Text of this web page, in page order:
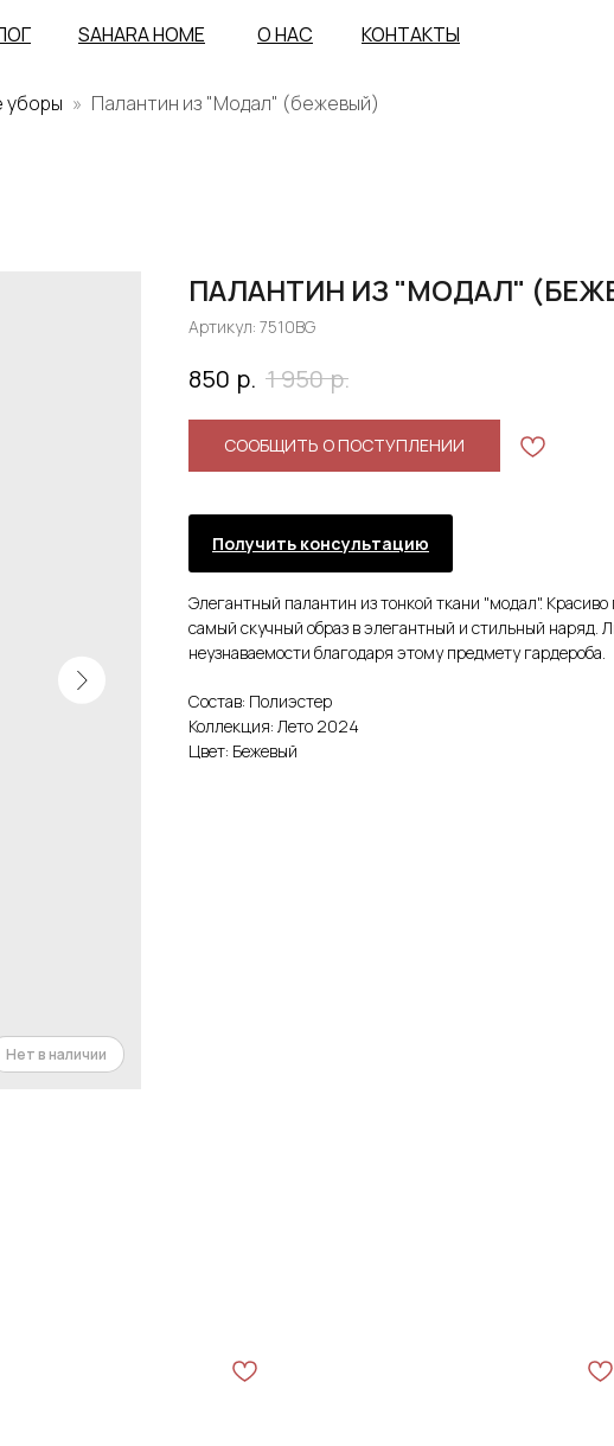
КОНТАКТЫ
О НАС
SAHARA HOME
уборы Палантин из "Модал" (бежевый)
ПАЛАНТИН ИЗ "МОДАЛ"
Артикул: 7510BG
850 р. 1 950 р.
СООБЩИТЬ О ПОСТУПЛЕНИИ
Получить консультацию
Элегантный палантин из тонкой ткани "модал".
самый скучный образ в элегантный и стильный наряд.
неузнаваемости благодаря этому предмету гардероба.
Состав: Полиэстер
Коллекция: Лето 2024
Цвет: Бежевый